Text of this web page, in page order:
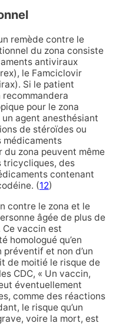
remède contre le
du zona consiste
antiviraux
le Famciclovir
Si le patient
pour le zona
agent anesthésiant
de stéroïdes ou
médicaments
zona peuvent même
tricycliques, des
contenant
(12)
contre le zona et le
âgée de plus de
vaccin est
homologué qu’en
préventif et non d’un
de moitié le risque de
CDC, « Un vaccin,
éventuellement
comme des réactions
le risque qu’un
voire la mort, est